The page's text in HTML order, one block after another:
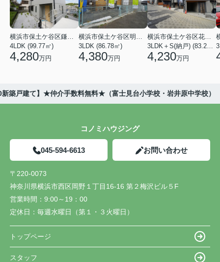
横浜市保土ケ谷区鎌谷町
4LDK (99.77㎡)
4,280万円
横浜市保土ケ谷区明神台
3LDK (86.78㎡)
4,380万円
横浜市保土ケ谷区花見台
3LDK＋S(納戸) (83.21㎡)
4,230万円
築戸建て】★仲介手数料無料★（富士見台小学校・岩井原中学校）
コノミハウジング
045-594-6613 お問い合わせ
〒220-0073
神奈川県横浜市西区岡野１丁目16-16 第２梅沢ビル５F
営業時間： 9:00～19：00
定休日： 毎週水曜日（第１・３火曜日）
トップページ
スタッフ